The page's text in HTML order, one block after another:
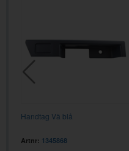
Handtag Vä blå
Artnr: 1345868